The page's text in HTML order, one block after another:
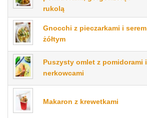
rukolą
Gnocchi z pieczarkami i serem
żółtym
Puszysty omlet z pomidorami i
nerkowcami
Makaron z krewetkami